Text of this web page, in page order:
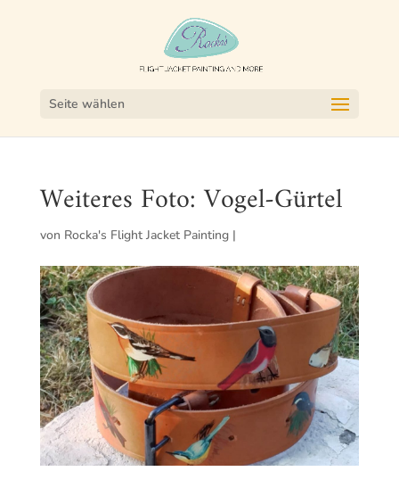
Seite wählen
Weiteres Foto: Vogel-Gürtel
von Rocka's Flight Jacket Painting|